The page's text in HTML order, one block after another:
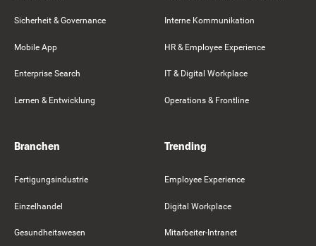
Sicherheit & Governance
Mobile App
Enterprise Search
Lernen & Entwicklung
Interne Kommunikation
HR & Employee Experience
IT & Digital Workplace
Operations & Frontline
Branchen
Fertigungsindustrie
Einzelhandel
Gesundheitswesen
Trending
Employee Experience
Digital Workplace
Mitarbeiter-Intranet